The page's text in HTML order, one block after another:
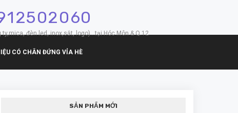
đèn led, inox,sắt, logo)...tại Hóc Môn & Q.12
CÓ CHÂN ĐỨNG VỈA HÈ
SẢN PHẨM MỚI